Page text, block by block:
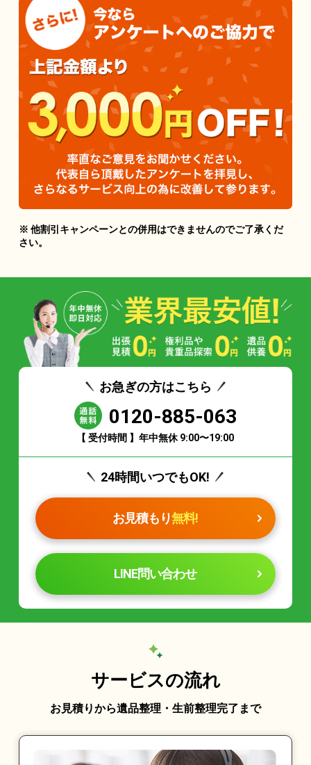
※ 他割引キャンペーンとの併用はできませんのでご了承くだ
さい。
お急ぎの方はこちら
0120-885-063
【 受付時間 】年中無休 9:00〜19:00
24時間いつでもOK!
お見積もり無料!
LINE問い合わせ
サービスの流れ
お見積りから遺品整理・生前整理完了まで